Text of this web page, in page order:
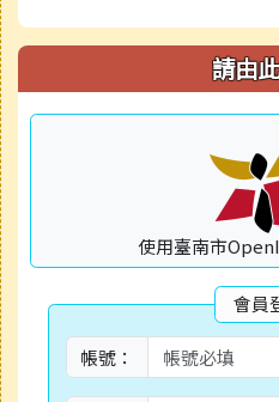
請由
使用臺南市
會員
帳號：